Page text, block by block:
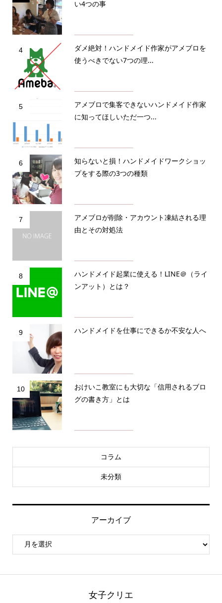
い4つの事
4
ダメ絶対！ハンドメイド作家がアメブロを
使うべきでない7つの理...
5
アメブロで集客できないハンドメイド作家
に知ってほしいただ一つ...
6
知らないと損！ハンドメイドワークショッ
プをする際の3つの種類
7
アメブロが削除・アカウント凍結される理
由とその対処法
8
ハンドメイド起業に使える！LINE＠（ライ
ンアット）とは？
9 ハンドメイドを仕事にできるか不安な人へ
10
おけいこ教室にも大切な「信用されるブロ
グの書き方」とは
コラム
未分類
アーカイブ
女子クリエ